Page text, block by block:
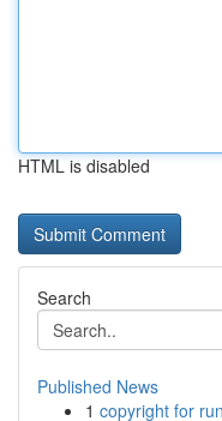
HTML is disabled
Search
Published News
1 copyright for